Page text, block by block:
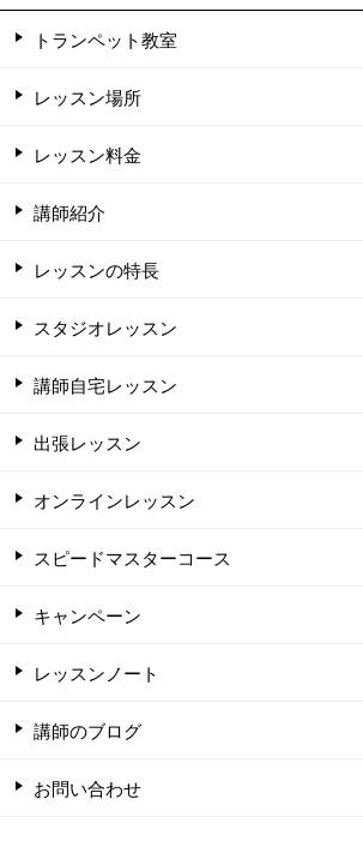
トランペット教室
レッスン場所
レッスン料金
講師紹介
レッスンの特長
スタジオレッスン
講師自宅レッスン
出張レッスン
オンラインレッスン
スピードマスターコース
キャンペーン
レッスンノート
講師のブログ
お問い合わせ